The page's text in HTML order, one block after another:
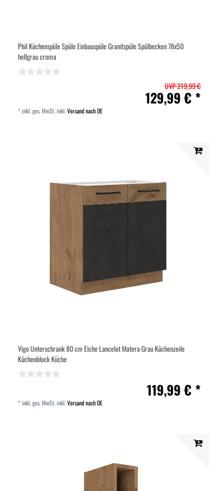
Phil Küchenspüle Spüle Einbauspüle Granitspüle Spülbecken 78x50
hellgrau croma
UVP 219,99 €
129,99 € *
*inkl. ges. MwSt.inkl.Versand nach DE
Vigo Unterschrank 80 cm Eiche Lancelot Matera Grau Küchenzeile
Küchenblock Küche
119,99 € *
*inkl. ges. MwSt.inkl.Versand nach DE